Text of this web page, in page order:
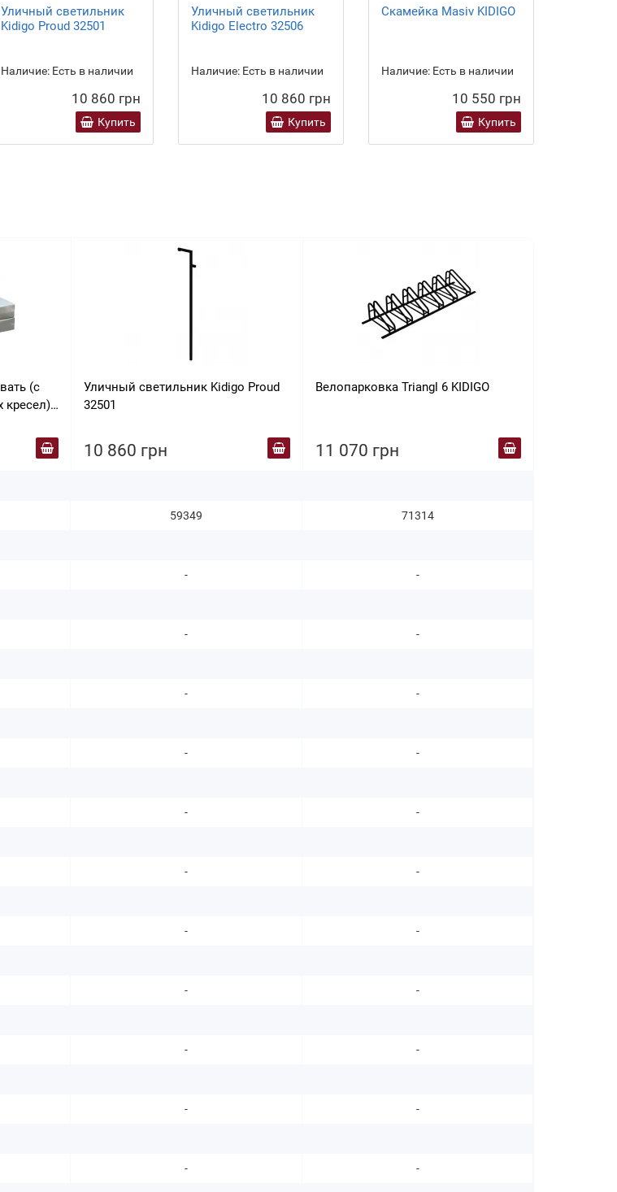
Уличный светильник
Kidigo Proud 32501
Наличие: Есть в наличии
10 860 грн
Купить
Уличный светильник
Kidigo Electro 32506
Наличие: Есть в наличии
10 860 грн
Купить
Скамейка Masiv KIDIGO
Наличие: Есть в наличии
10 550 грн
Купить
(с
кресел)
Уличный светильник Kidigo Proud
32501
10 860 грн
59349
-
-
-
-
-
-
-
-
-
-
-
Велопарковка Triangl 6 KIDIGO
11 070 грн
71314
-
-
-
-
-
-
-
-
-
-
-